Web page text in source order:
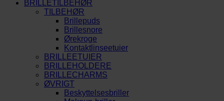
BRILLETILBEHØR
TILBEHØR
Brillepuds
Brillesnore
Ørekroge
Kontaktlinseetuier
BRILLEETUIER
BRILLEHOLDERE
BRILLECHARMS
ØVRIGT
Beskyttelsesbriller